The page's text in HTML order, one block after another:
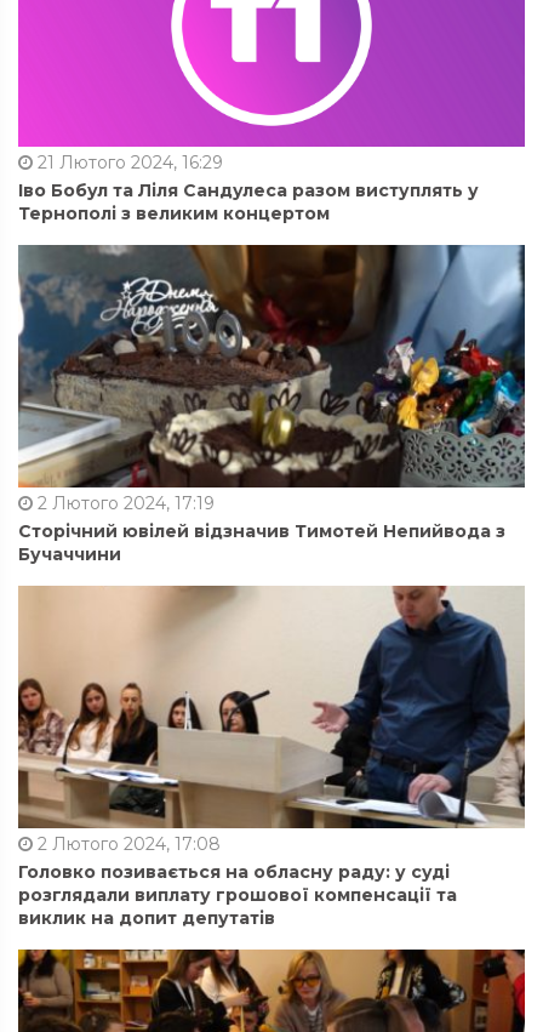
21 Лютого 2024, 16:29
Іво Бобул та Ліля Сандулеса разом виступлять у
Тернополі з великим концертом
2 Лютого 2024, 17:19
Сторічний ювілей відзначив Тимотей Непийвода з
Бучаччини
2 Лютого 2024, 17:08
Головко позивається на обласну раду: у суді
розглядали виплату грошової компенсації та
виклик на допит депутатів